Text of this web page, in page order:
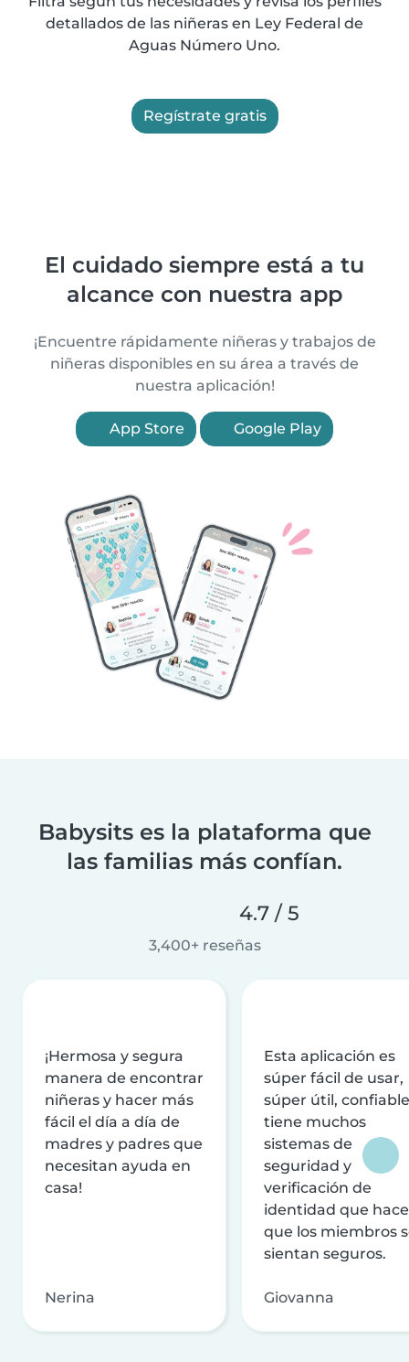
detallados de las niñeras en Ley Federal de
Aguas Número Uno.
Regístrate gratis
El cuidado siempre está a tu
alcance con nuestra app
¡Encuentre rápidamente niñeras y trabajos de
niñeras disponibles en su área a través de
nuestra aplicación!
App Store Google Play
Babysits es la plataforma que
las familias más confían.
4.7 / 5
3,400+ reseñas
¡Hermosa y segura
manera de encontrar
niñeras y hacer más
fácil el día a día de
madres y padres que
necesitan ayuda en
casa!
Nerina
Esta aplicación es
súper fácil de usar,
súper útil,
tiene muchos
sistemas de
seguridad y
verificación de
identidad que
que los miembros
sientan seguros.
Giovanna